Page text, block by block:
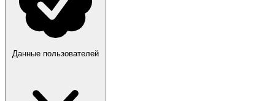
Данные пользователей